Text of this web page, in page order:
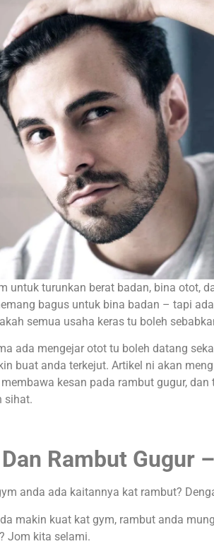
untuk turunkan berat badan, bina otot,
bagus untuk bina badan – tapi
semua usaha keras tu boleh
ada mengejar otot tu boleh datang
buat anda terkejut. Artikel ni akan
kesan pada rambut gugur,
sihat.
Rambut Gugur
anda ada kaitannya kat rambut?
makin kuat kat gym, rambut anda
Jom kita selami.